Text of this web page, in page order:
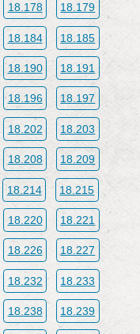
18.178 18.179
18.184 18.185
18.190 18.191
18.196 18.197
18.202 18.203
18.208 18.209
18.214 18.215
18.220 18.221
18.226 18.227
18.232 18.233
18.238 18.239